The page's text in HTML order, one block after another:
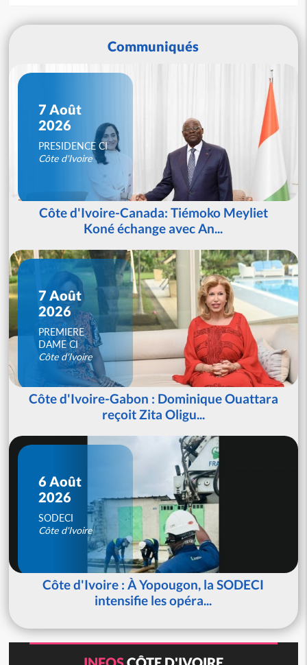
Communiqués
7 Août
2026
PRESIDENCE CI
Côte d'Ivoire
Côte d'Ivoire-Canada: Tiémoko Meyliet
Koné échange avec An...
7 Août
2026
PREMIERE
DAME CI
Côte d'Ivoire
Côte d'Ivoire-Gabon : Dominique Ouattara
reçoit Zita Oligu...
6 Août
2026
SODECI
Côte d'Ivoire
Côte d'Ivoire : À Yopougon, la SODECI
intensifie les opéra...